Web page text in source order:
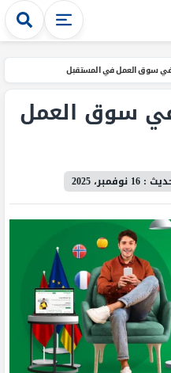
في سوق العمل في المستقبل
في سوق العمل
: 16 نوفمبر، 2025